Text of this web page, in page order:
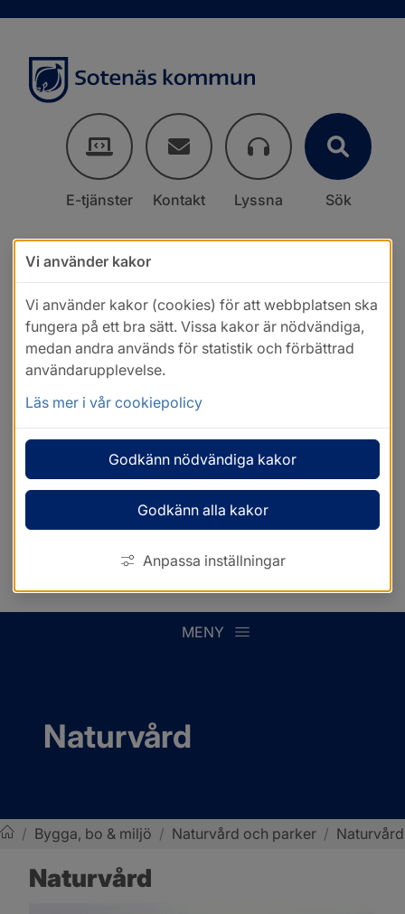
E-tjänster Kontakt Lyssna Sök
MENY
Naturvård
/ Bygga, bo & miljö / Naturvård och parker / Naturvård
Naturvård
Vi använder kakor
Vi använder kakor (cookies) för att webbplatsen ska
fungera på ett bra sätt. Vissa kakor är nödvändiga,
medan andra används för statistik och förbättrad
användarupplevelse.
Läs mer i vår cookiepolicy
Godkänn nödvändiga kakor
Godkänn alla kakor
Anpassa inställningar